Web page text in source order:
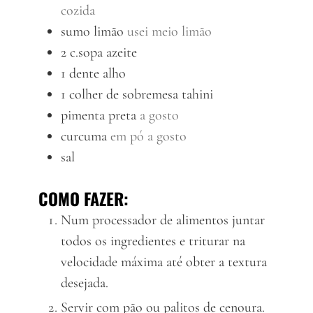
cozida
sumo limão usei meio limão
2 c.sopa azeite
1 dente alho
1 colher de sobremesa tahini
pimenta preta a gosto
curcuma em pó a gosto
sal
COMO FAZER:
Num processador de alimentos juntar
todos os ingredientes e triturar na
velocidade máxima até obter a textura
desejada.
Servir com pão ou palitos de cenoura.